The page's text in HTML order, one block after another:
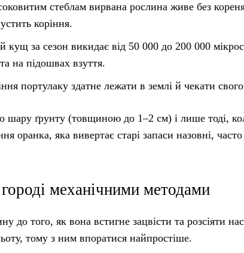
стеблам вирвана рослина живе без
коріння.
кущ за сезон викидає від 50 000 до 200 000
на підошвах взуття.
портулаку здатне лежати в землі й чекати
шару ґрунту (товщиною до 1–2 см) і лише тоді,
оранка, яка вивертає старі запаси назовні,
механічними методами
до того, як вона встигне зацвісти та розсіяти
тому з ним впоратися найпростіше.